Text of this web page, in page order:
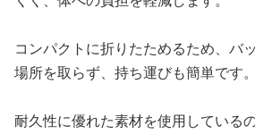
コンパクトに折りたためるため、バ
場所を取らず、持ち運びも簡単です。
耐久性に優れた素材を使用している